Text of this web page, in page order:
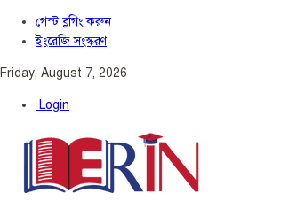
গেস্ট ব্লগিং করুন
ইংরেজি সংস্করণ
Friday, August 7, 2026
Login